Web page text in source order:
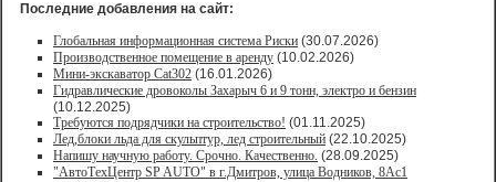
Последние добавления на сайт:
Глобальная информационная система Риски (30.07.2026)
Производственное помещение в аренду (10.02.2026)
Мини-экскаватор Cat302 (16.01.2026)
Гидравлические дровоколы Захарыч 6 и 9 тонн, электро и бензин
(10.12.2025)
Требуются подрядчики на строительство! (01.11.2025)
Лед,блоки льда для скульптур, лед строительный (22.10.2025)
Напишу научную работу. Срочно. Качественно. (28.09.2025)
"АвтоТехЦентр SP AUTO" в г.Дмитров, улица Водников, 8Ас1